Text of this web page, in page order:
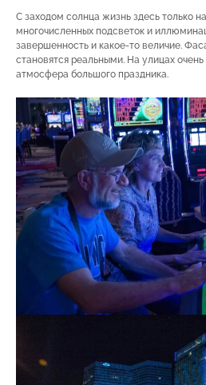
С заходом солнца жизнь здесь только
многочисленных подсветок и
завершенность и какое-то величие.
становятся реальными. На улицах
атмосфера большого праздника.